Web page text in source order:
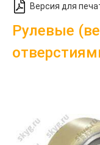
Версия для
Рулевые